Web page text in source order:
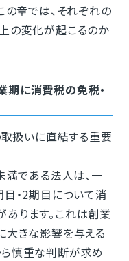
の章では、それぞれの
の変化が起こるのか
に消費税の免税・
扱いに直結する重要
である法人は、一
・2期目について消
ります。これは創業
大きな影響を与える
慎重な判断が求め